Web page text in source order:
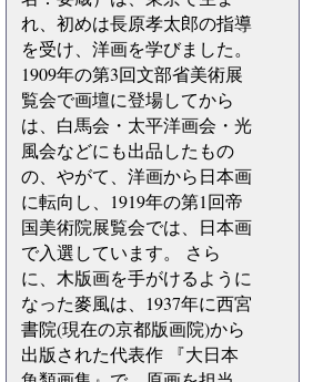
れ、初めは長原孝太郎の指導
を受け、洋画を学びました。
1909年の第3回文部省美術展
覧会で画壇に登場してから
は、白馬会・太平洋画会・光
風会などにも出品したもの
の、やがて、洋画から日本画
に転向し、1919年の第1回帝
国美術院展覧会では、日本画
で入選しています。 さら
に、木版画を手がけるように
なった麥風は、1937年に西宮
書院(現在の京都版画院)から
出版された代表作 『大日本